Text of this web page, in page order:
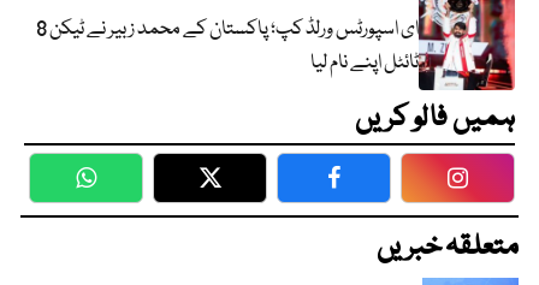
ای اسپورٹس ورلڈ کپ؛ پاکستان کے محمد زبیر نے ٹیکن 8
ٹائٹل اپنے نام لیا
ہمیں فالو کریں
WhatsApp Twitter Facebook
متعلقہ خبریں